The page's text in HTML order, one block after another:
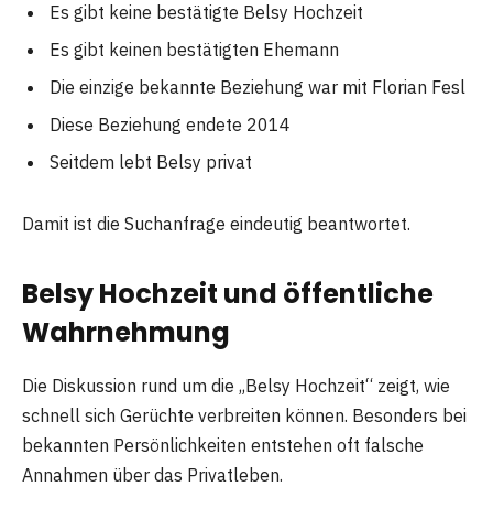
Es gibt keine bestätigte Belsy Hochzeit
Es gibt keinen bestätigten Ehemann
Die einzige bekannte Beziehung war mit Florian Fesl
Diese Beziehung endete 2014
Seitdem lebt Belsy privat
Damit ist die Suchanfrage eindeutig beantwortet.
Belsy Hochzeit und öffentliche
Wahrnehmung
Die Diskussion rund um die „Belsy Hochzeit“ zeigt, wie
schnell sich Gerüchte verbreiten können. Besonders bei
bekannten Persönlichkeiten entstehen oft falsche
Annahmen über das Privatleben.